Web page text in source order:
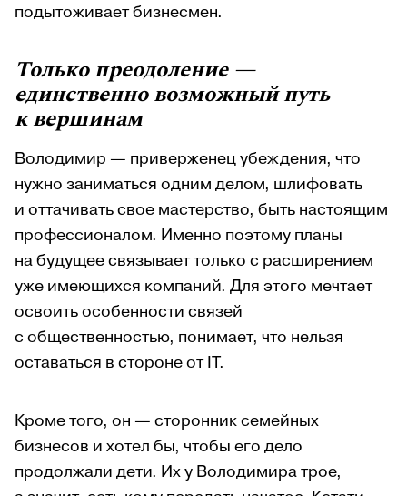
подытоживает бизнесмен.
Только преодоление —
единственно возможный путь
к вершинам
Володимир — приверженец убеждения, что
нужно заниматься одним делом, шлифовать
и оттачивать свое мастерство, быть настоящим
профессионалом. Именно поэтому планы
на будущее связывает только с расширением
уже имеющихся компаний. Для этого мечтает
освоить особенности связей
с общественностью, понимает, что нельзя
оставаться в стороне от IТ.
Кроме того, он — сторонник семейных
бизнесов и хотел бы, чтобы его дело
продолжали дети. Их у Володимира трое,